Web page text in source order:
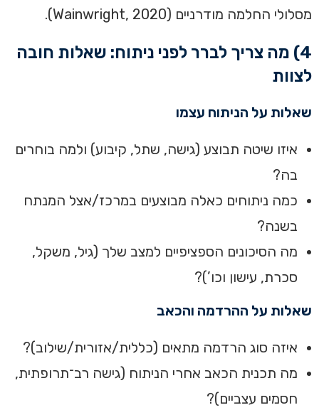
מסלולי החלמה מודרניים (Wainwright, 2020).
4) מה צריך לברר לפני ניתוח: שאלות חובה
לצוות
שאלות על הניתוח עצמו
איזו שיטה תבוצע (גישה, שתל, קיבוע) ולמה בוחרים
בה?
כמה ניתוחים כאלה מבוצעים במרכז/אצל המנתח
בשנה?
מה הסיכונים הספציפיים למצב שלך (גיל, משקל,
סכרת, עישון וכו’)?
שאלות על ההרדמה והכאב
איזה סוג הרדמה מתאים (כללית/אזורית/שילוב)?
מה תכנית הכאב אחרי הניתוח (גישה רב־תרופתית,
חסמים עצביים)?